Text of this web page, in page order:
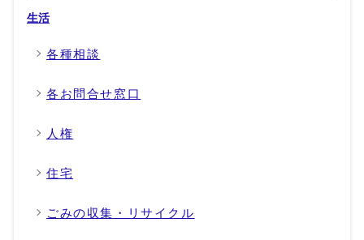
生活
各種相談
各お問合せ窓口
人権
住宅
ごみの収集・リサイクル